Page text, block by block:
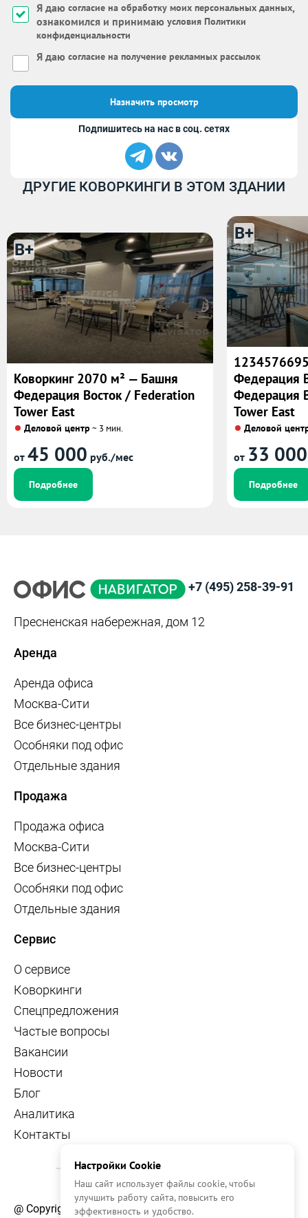
Я даю согласие на обработку моих персональных данных,
ознакомился и принимаю условия Политики
конфиденциальности
Я даю согласие на получение рекламных рассылок
Назначить просмотр
Подпишитесь на нас в соц. сетях
ДРУГИЕ КОВОРКИНГИ В ЭТОМ ЗДАНИИ
B+
Коворкинг 2070 м² — Башня
Федерация Восток / Federation
Tower East
Деловой центр ~ 3 мин.
от 45 000 руб./мес
Подробнее
B+
Федерация
Федерация
Tower East
Деловой
от 33 000
Подробнее
+7 (495) 258-39-91
Пресненская набережная, дом 12
Аренда
Аренда офиса
Москва-Сити
Все бизнес-центры
Особняки под офис
Отдельные здания
Продажа
Продажа офиса
Москва-Сити
Все бизнес-центры
Особняки под офис
Отдельные здания
Сервис
О сервисе
Коворкинги
Спецпредложения
Частые вопросы
Вакансии
Новости
Блог
Аналитика
Контакты
@ Copyright, 2026 OFFICE NAVIGATOR
Настройки Cookie
Наш сайт использует файлы cookie, чтобы
улучшить работу сайта, повысить его
эффективность и удобство.